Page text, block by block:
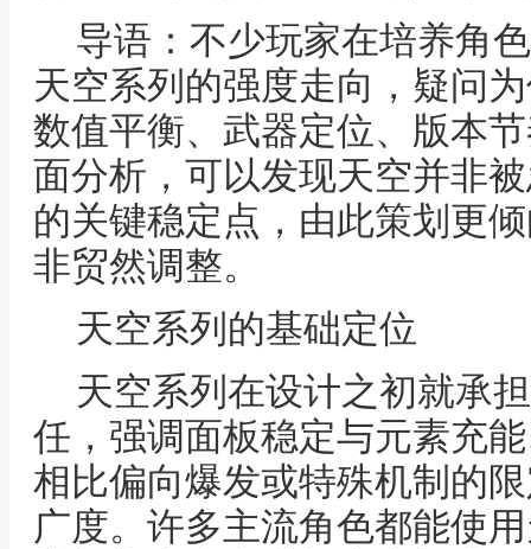
导语：不少玩家在培养角
天空系列的强度走向，疑问
数值平衡、武器定位、版本
面分析，可以发现天空并非
的关键稳定点，由此策划更
非贸然调整。
天空系列的基础定位
天空系列在设计之初就承
任，强调面板稳定与元素充
相比偏向爆发或特殊机制的
广度。许多主流角色都能使